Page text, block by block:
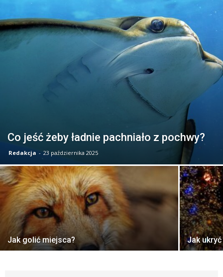
Co jeść żeby ładnie pachniało z pochwy?
Redakcja - 23 października 2025
Jak golić miejsca? Jak